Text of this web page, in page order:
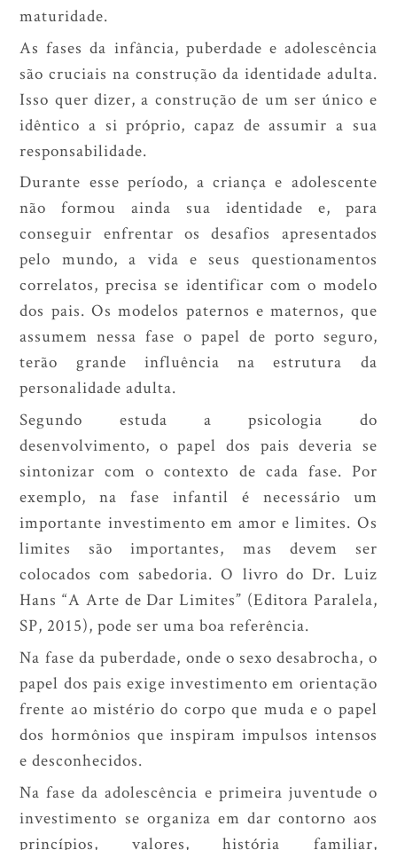
maturidade.
As fases da infância, puberdade e adolescência
são cruciais na construção da identidade adulta.
Isso quer dizer, a construção de um ser único e
idêntico a si próprio, capaz de assumir a sua
responsabilidade.
Durante esse período, a criança e adolescente
não formou ainda sua identidade e, para
conseguir enfrentar os desafios apresentados
pelo mundo, a vida e seus questionamentos
correlatos, precisa se identificar com o modelo
dos pais. Os modelos paternos e maternos, que
assumem nessa fase o papel de porto seguro,
terão grande influência na estrutura da
personalidade adulta.
Segundo estuda a psicologia do
desenvolvimento, o papel dos pais deveria se
sintonizar com o contexto de cada fase. Por
exemplo, na fase infantil é necessário um
importante investimento em amor e limites. Os
limites são importantes, mas devem ser
colocados com sabedoria. O livro do Dr. Luiz
Hans “A Arte de Dar Limites” (Editora Paralela,
SP, 2015), pode ser uma boa referência.
Na fase da puberdade, onde o sexo desabrocha, o
papel dos pais exige investimento em orientação
frente ao mistério do corpo que muda e o papel
dos hormônios que inspiram impulsos intensos
e desconhecidos.
Na fase da adolescência e primeira juventude o
investimento se organiza em dar contorno aos
princípios, valores, história familiar,